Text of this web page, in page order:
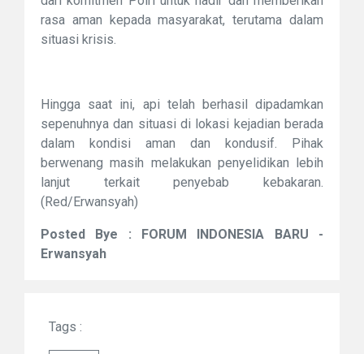
rasa aman kepada masyarakat, terutama dalam
situasi krisis.
Hingga saat ini, api telah berhasil dipadamkan
sepenuhnya dan situasi di lokasi kejadian berada
dalam kondisi aman dan kondusif. Pihak
berwenang masih melakukan penyelidikan lebih
lanjut terkait penyebab kebakaran.
(Red/Erwansyah)
Posted Bye : FORUM INDONESIA BARU -
Erwansyah
Tags :